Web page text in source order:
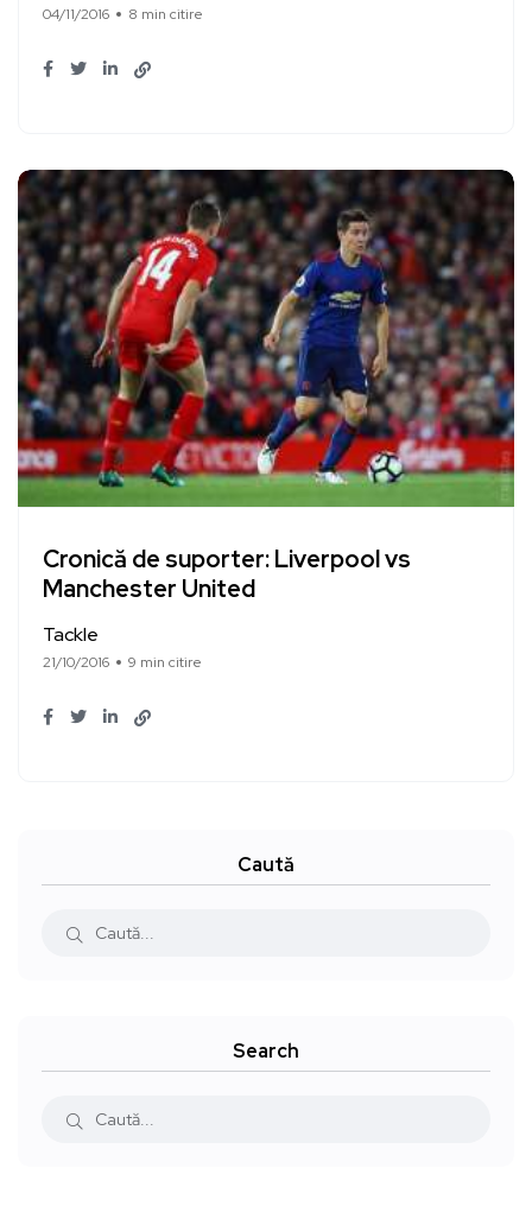
04/11/2016 8 min citire
Cronică de suporter: Liverpool vs
Manchester United
Tackle
21/10/2016 9 min citire
Caută
Search